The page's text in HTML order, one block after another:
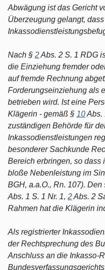
Abwägung ist das Gericht
Überzeugung gelangt,
Nach § 2Abs. 2 S. 1 RDG
die Einziehung fremder
auf fremde Rechnung
Forderungseinziehung als
betrieben wird. Ist eine
Klägerin - gemäß § 10Abs.
zuständigen Behörde für
Inkassodienstleistungen
besonderer Sachkunde
Bereich erbringen, so dass
bloße Nebenleistung im
BGH, a.a.O., Rn. 107).
Abs. 1 S. 1 Nr. 1, 2Abs. 2
Rahmen hat die Klägerin
Als registrierter
der Rechtsprechung des
Anschluss an die Inkasso-